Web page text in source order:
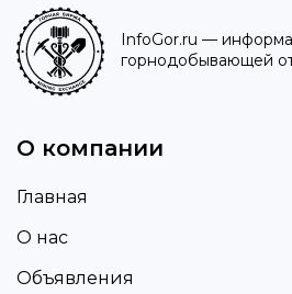
InfoGor.ru —
горнодобывающей
О компании
Главная
О нас
Объявления